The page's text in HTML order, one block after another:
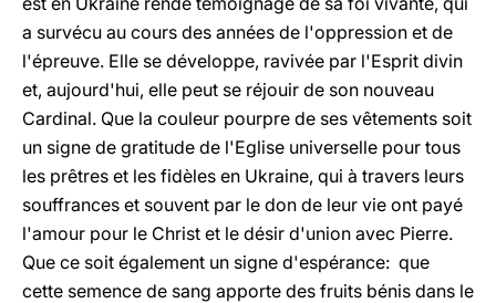
a survécu au cours des années de l'oppression et de
l'épreuve. Elle se développe, ravivée par l'Esprit divin
et, aujourd'hui, elle peut se réjouir de son nouveau
Cardinal. Que la couleur pourpre de ses vêtements soit
un signe de gratitude de l'Eglise universelle pour tous
les prêtres et les fidèles en Ukraine, qui à travers leurs
souffrances et souvent par le don de leur vie ont payé
l'amour pour le Christ et le désir d'union avec Pierre.
Que ce soit également un signe d'espérance: que
cette semence de sang apporte des fruits bénis dans le